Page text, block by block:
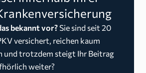
bekannt vor? Sie sind seit 20
versichert, reichen kaum
und trotzdem steigt Ihr Beitrag
weiter?